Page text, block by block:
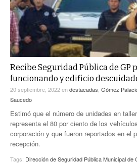
Recibe Seguridad Pública de GP
funcionando y edificio
20 septiembre, 2022endestacadas Gómez
Saucedo
Estimó que el número de unidades en
representa el 80 por ciento de los
corporación y que fueron reportados en el
recepción.
Tags: Dirección de Seguridad Pública Municipal de